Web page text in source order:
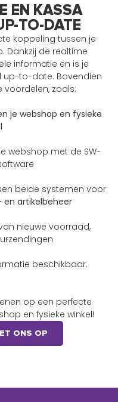
EN KASSA
TO-DATE
koppeling tussen je
Dankzij de realtime
informatie en is je
up-to-date. Bovendien
zoals:
je webshop en fysieke
webshop met de SW-
beide systemen voor
artikelbeheer
nieuwe voorraad,
beschikbaar.
op een perfecte
en fysieke winkel!
ONS OP